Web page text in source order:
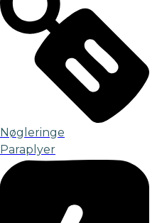
Nøgleringe
Paraplyer